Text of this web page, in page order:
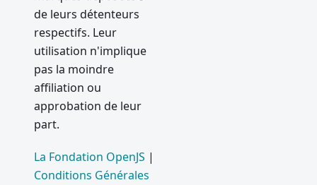
de leurs détenteurs
respectifs. Leur
utilisation n'implique
pas la moindre
affiliation ou
approbation de leur
part.
La Fondation OpenJS |
Conditions Générales